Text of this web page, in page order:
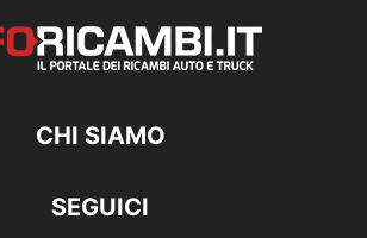
CHI SIAMO
SEGUICI